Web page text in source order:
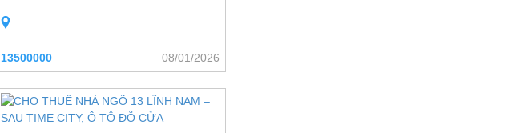
13500000 08/01/2026